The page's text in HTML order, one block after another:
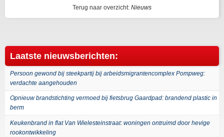
Terug naar overzicht: Nieuws
Laatste nieuwsberichten:
Persoon gewond bij steekpartij bij arbeidsmigrantencomplex Pompweg:
verdachte aangehouden
Opnieuw brandstichting vermoed bij fietsbrug Gaardpad: brandend plastic in
berm
Keukenbrand in flat Van Wielesteinstraat: woningen ontruimd door hevige
rookontwikkeling